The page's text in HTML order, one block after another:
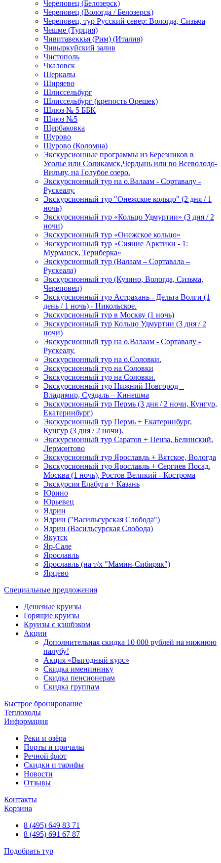
Череповец (Белозерск)
Череповец (Вологда / Белозерск)
Череповец, тур Русский север: Вологда, Сизьма
Чешме (Турция)
Чивитавеккья (Рим) (Италия)
Чивыркуйский залив
Чистополь
Чкаловск
Шеркалы
Ширяево
Шлиссельбург
Шлиссельбург (крепость Орешек)
Шлюз № 5 ББК
Шлюз №5
Щербаковка
Щурово
Щурово (Коломна)
Экскурсионные программы из Березников в
Усолье или Соликамск,Чердынь или во Всеволодо-
Вильву, на Голубое озеро.
Экскурсионный тур на о.Валаам - Сортавалу -
Рускеалу.
Экскурсионный тур "Онежское кольцо" (2 дня / 1
ночь)
Экскурсионный тур «Кольцо Удмуртии» (3 дня / 2
ночи)
Экскурсионный тур «Онежское кольцо»
Экскурсионный тур «Сияние Арктики - 1:
Мурманск, Териберка»
Экскурсионный тур (Валаам – Сортавала –
Рускеала)
Экскурсионный тур (Кузино, Вологда, Сизьма,
Череповец)
Экскурсионный тур Астрахань - Дельта Волги (1
день / 1 ночь) - Никольское.
Экскурсионный тур в Москву (1 ночь)
Экскурсионный тур Кольцо Удмуртии (3 дня / 2
ночи)
Экскурсионный тур на о.Валаам - Сортавалу -
Рускеалу.
Экскурсионный тур на о.Соловки.
Экскурсионный тур на Соловки
Экскурсионный тур на Соловки.
Экскурсионный тур Нижний Новгород –
Владимир, Суздаль – Кинешма
Экскурсионный тур Пермь (3 дня / 2 ночи, Кунгур,
Екатеринбург)
Экскурсионный тур Пермь + Екатеринбург,
Кунгур (3 дня / 2 ночи).
Экскурсионный тур Саратов + Пенза, Белинский,
Лермонтово
Экскурсионный тур Ярославль + Вятское, Вологда
Экскурсионный тур Ярославль + Сергиев Посад,
Москва (1 ночь), Ростов Великий - Кострома
Экскурсия Елабуга + Казань
Юрино
Юрьевец
Ядрин
Ядрин ("Васильсурская Слобода")
Ядрин (Васильсурская Слобода)
Якутск
Яр-Сале
Ярославль
Ярославль (на т/х "Мамин-Сибиряк")
Ярцево
Специальные предложения
Дешевые круизы
Горящие круизы
Круизы с кэшбэком
Акции
Дополнительная скидка 10 000 рублей на нижнюю
палубу!
Акция «Выгодный курс»
Скидка имениннику
Скидка пенсионерам
Скидка группам
Быстрое бронирование
Теплоходы
Информация
Реки и озёра
Порты и причалы
Речной флот
Скидки и тарифы
Новости
Отзывы
Контакты
Корзина
8 (495) 649 83 71
8 (495) 691 67 87
Подобрать тур